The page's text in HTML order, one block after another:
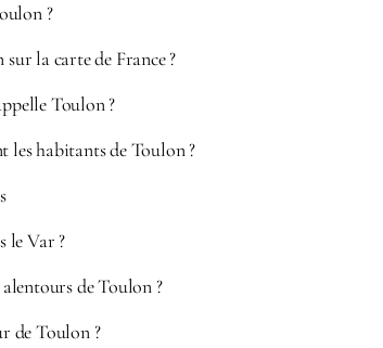
?
la carte de France ?
Toulon ?
les habitants de Toulon ?
le Var ?
de Toulon ?
de Toulon ?